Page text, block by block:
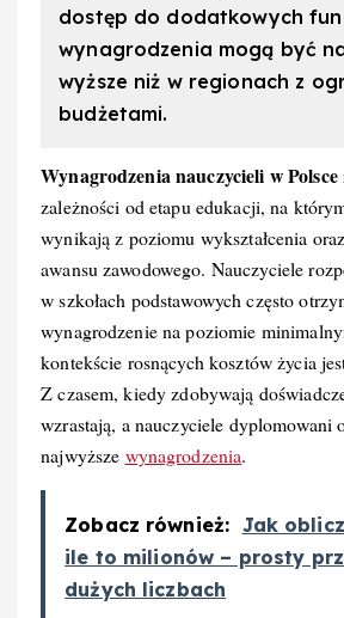
dostęp do dodatkowych
wynagrodzenia mogą być
wyższe niż w regionach z
budżetami.
Wynagrodzenia nauczycieli w Polsce
zależności od etapu edukacji, na
wynikają z poziomu wykształcenia
awansu zawodowego. Nauczyciele
w szkołach podstawowych często
wynagrodzenie na poziomie
kontekście rosnących kosztów życia
Z czasem, kiedy zdobywają
wzrastają, a nauczyciele dyplomowani
najwyższe wynagrodzenia.
Zobacz również: Jak
ile to milionów – prosty
dużych liczbach